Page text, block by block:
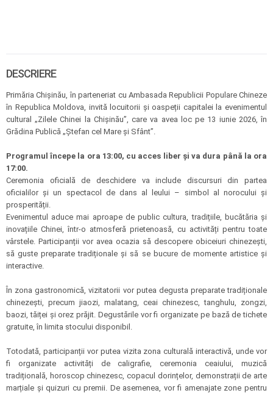
DESCRIERE
Primăria Chișinău, în parteneriat cu Ambasada Republicii Populare Chineze
în Republica Moldova, invită locuitorii și oaspeții capitalei la evenimentul
cultural „Zilele Chinei la Chișinău”, care va avea loc pe 13 iunie 2026, în
Grădina Publică „Ștefan cel Mare și Sfânt”.
Programul începe la ora 13:00, cu acces liber și va dura până la ora
17:00.
Ceremonia oficială de deschidere va include discursuri din partea
oficialilor și un spectacol de dans al leului – simbol al norocului și
prosperității.
Evenimentul aduce mai aproape de public cultura, tradițiile, bucătăria și
inovațiile Chinei, într-o atmosferă prietenoasă, cu activități pentru toate
vârstele. Participanții vor avea ocazia să descopere obiceiuri chinezești,
să guste preparate tradiționale și să se bucure de momente artistice și
interactive.
În zona gastronomică, vizitatorii vor putea degusta preparate tradiționale
chinezești, precum jiaozi, malatang, ceai chinezesc, tanghulu, zongzi,
baozi, tăiței și orez prăjit. Degustările vor fi organizate pe bază de tichete
gratuite, în limita stocului disponibil.
Totodată, participanții vor putea vizita zona culturală interactivă, unde vor
fi organizate activități de caligrafie, ceremonia ceaiului, muzică
tradițională, horoscop chinezesc, copacul dorințelor, demonstrații de arte
marțiale și quizuri cu premii. De asemenea, vor fi amenajate zone pentru